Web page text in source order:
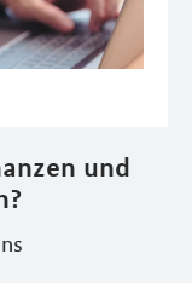
und